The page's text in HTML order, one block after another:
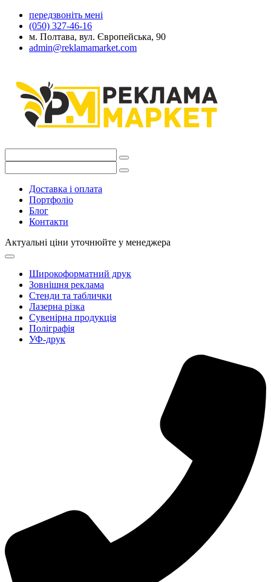
передзвоніть мені
(050) 327-46-16
м. Полтава, вул. Європейська, 90
admin@reklamamarket.com
Доставка і оплата
Портфоліо
Блог
Контакти
Актуальні ціни уточнюйте у менеджера
Широкоформатний друк
Зовнішня реклама
Стенди та таблички
Лазерна різка
Сувенірна продукція
Поліграфія
УФ-друк